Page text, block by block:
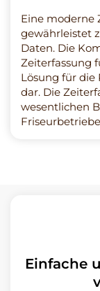
Eine moderne
gewährleistet
Daten. Die
Zeiterfassung
Lösung für die
dar. Die
wesentlichen
Einfache